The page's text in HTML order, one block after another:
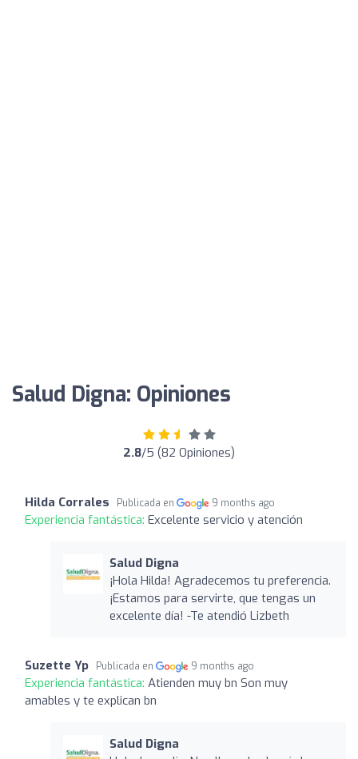
Salud Digna: Opiniones
2.8/5 (82 Opiniones)
Hilda Corrales Publicada en 9 months ago
Experiencia fantástica: Excelente servicio y atención
Salud Digna
¡Hola Hilda! Agradecemos tu preferencia.
¡Estamos para servirte, que tengas un
excelente día! -Te atendió Lizbeth
Suzette Yp Publicada en 9 months ago
Experiencia fantástica: Atienden muy bn Son muy
amables y te explican bn
Salud Digna